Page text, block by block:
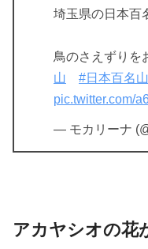
埼玉県の日本百
鳥のさえずりを
山
#日本百名山
pic.twitter.com/
— モカリーナ
アカヤシオの花